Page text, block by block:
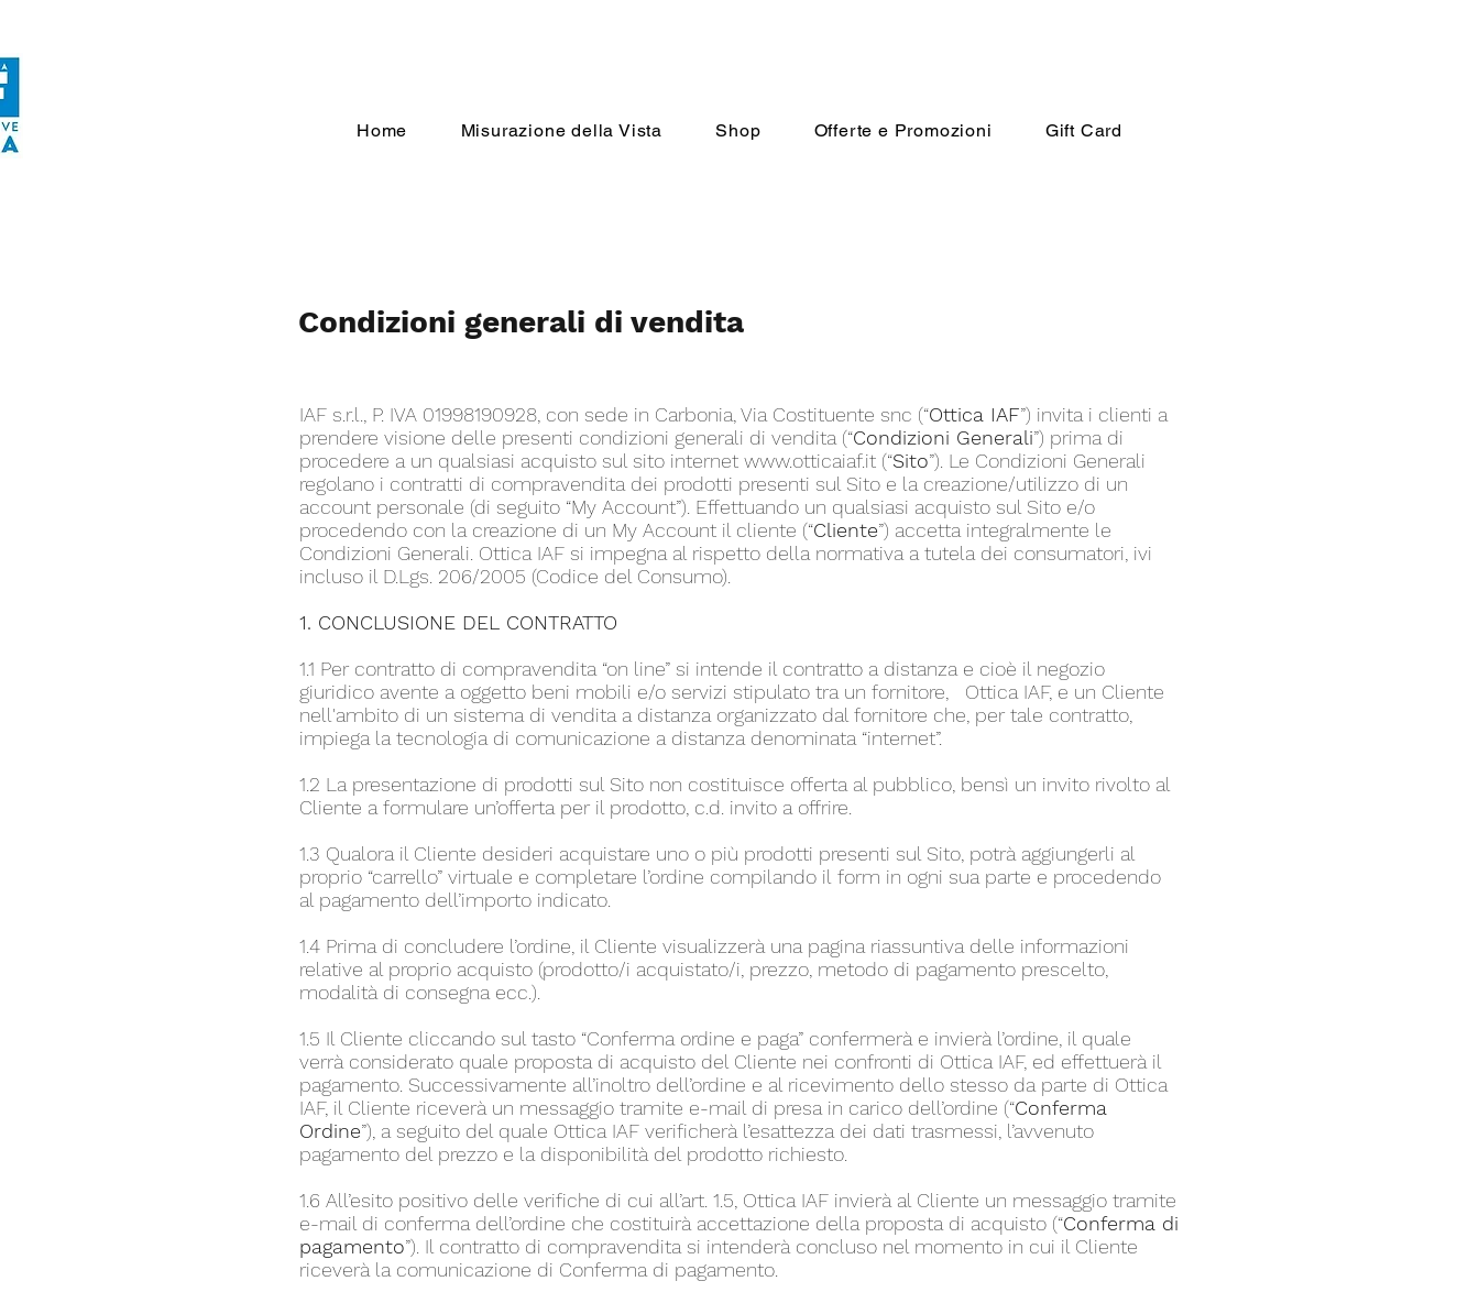
Home Misurazione della Vista Shop Offerte e Promozioni Gift Card
Condizioni generali di vendita
IAF s.r.l., P. IVA 01998190928, con sede in Carbonia, Via Costituente snc (“Ottica IAF”) invita i clienti a
prendere visione delle presenti condizioni generali di vendita (“Condizioni Generali”) prima di
procedere a un qualsiasi acquisto sul sito internet www.otticaiaf.it (“Sito”). Le Condizioni Generali
regolano i contratti di compravendita dei prodotti presenti sul Sito e la creazione/utilizzo di un
account personale (di seguito “My Account”). Effettuando un qualsiasi acquisto sul Sito e/o
procedendo con la creazione di un My Account il cliente (“Cliente”) accetta integralmente le
Condizioni Generali. Ottica IAF si impegna al rispetto della normativa a tutela dei consumatori, ivi
incluso il D.Lgs. 206/2005 (Codice del Consumo).
1. CONCLUSIONE DEL CONTRATTO
1.1 Per contratto di compravendita “on line” si intende il contratto a distanza e cioè il negozio
giuridico avente a oggetto beni mobili e/o servizi stipulato tra un fornitore, Ottica IAF, e un Cliente
nell'ambito di un sistema di vendita a distanza organizzato dal fornitore che, per tale contratto,
impiega la tecnologia di comunicazione a distanza denominata “internet”.
1.2 La presentazione di prodotti sul Sito non costituisce offerta al pubblico, bensì un invito rivolto al
Cliente a formulare un’offerta per il prodotto, c.d. invito a offrire.
1.3 Qualora il Cliente desideri acquistare uno o più prodotti presenti sul Sito, potrà aggiungerli al
proprio “carrello” virtuale e completare l’ordine compilando il form in ogni sua parte e procedendo
al pagamento dell’importo indicato.
1.4 Prima di concludere l’ordine, il Cliente visualizzerà una pagina riassuntiva delle informazioni
relative al proprio acquisto (prodotto/i acquistato/i, prezzo, metodo di pagamento prescelto,
modalità di consegna ecc.).
1.5 Il Cliente cliccando sul tasto “Conferma ordine e paga” confermerà e invierà l’ordine, il quale
verrà considerato quale proposta di acquisto del Cliente nei confronti di Ottica IAF, ed effettuerà il
pagamento. Successivamente all’inoltro dell’ordine e al ricevimento dello stesso da parte di Ottica
IAF, il Cliente riceverà un messaggio tramite e-mail di presa in carico dell’ordine (“Conferma
Ordine”), a seguito del quale Ottica IAF verificherà l’esattezza dei dati trasmessi, l’avvenuto
pagamento del prezzo e la disponibilità del prodotto richiesto.
1.6 All’esito positivo delle verifiche di cui all’art. 1.5, Ottica IAF invierà al Cliente un messaggio tramite
e-mail di conferma dell’ordine che costituirà accettazione della proposta di acquisto (“Conferma di
pagamento”). Il contratto di compravendita si intenderà concluso nel momento in cui il Cliente
riceverà la comunicazione di Conferma di pagamento.